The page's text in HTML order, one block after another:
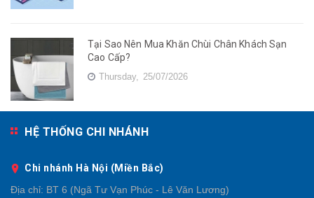
Tại Sao Nên Mua Khăn Chùi Chân Khách Sạn
Cao Cấp?
Thursday, 25/07/2026
HỆ THỐNG CHI NHÁNH
Chi nhánh Hà Nội (Miền Bắc)
Địa chỉ: BT 6 (Ngã Tư Vạn Phúc - Lê Văn Lương)